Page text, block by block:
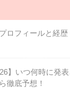
ロフィールと経
】いつ何時に発
徹底予想！